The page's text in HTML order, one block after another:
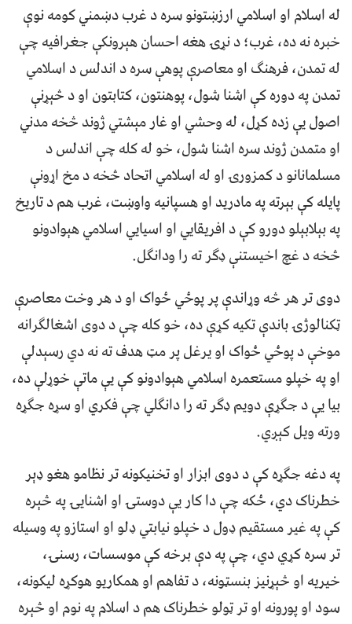
له اسلام او اسلامي ارزښتونو سره د غرب دښمني کومه نوې
خبره نه ده، غرب؛ د نړۍ هغه احسان هېرونکې جغرافیه چې
له تمدن، فرهنګ او معاصرې پوهې سره د اندلس د اسلامي
تمدن په دوره کې اشنا شول، پوهنتون، کتابتون او د څېړنې
اصول یې زده کړل، له وحشي او غار مېشتي ژوند څخه مدني
او متمدن ژوند سره اشنا شول، خو له کله چې اندلس د
مسلمانانو د کمزورۍ او له اسلامي اتحاد څخه د مخ اړونې
پایله کې بېرته په مادرید او هسپانیه واوښت، غرب هم د تاریخ
په بېلابېلو دورو کې د افریقايي او اسیايي اسلامي هېوادونو
څخه د غچ اخیستنې ډګر ته را ودانګل.
دوی تر هر څه وړاندې پر پوځي ځواک او د هر وخت معاصرې
ټکنالوژۍ باندې تکیه کړې ده، خو کله چې د دوی اشغالګرانه
موخې د پوځي ځواک او یرغل پر مټ هدف ته نه دي رسېدلې
او په خپلو مستعمره اسلامي هېوادونو کې یې ماتې خوړلې ده،
بیا یې د جګړې دویم ډګر ته را دانګلي چې فکري او سړه جګړه
ورته ویل کېږي.
په دغه جګړه کې د دوی ابزار او تخنیکونه تر نظامو هغو ډېر
خطرناک دي، ځکه چې دا کار یې دوستۍ او اشنایۍ په څېره
کې په غیر مستقیم ډول د خپلو نیابتي ډلو او استازو په وسیله
تر سره کړي دي، چې په دې برخه کې موسسات، رسنۍ،
خیریه او څېړنیز بنسټونه، د تفاهم او همکاریو هوکړه لیکونه،
سود او پورونه او تر ټولو خطرناک هم د اسلام په نوم او څېره